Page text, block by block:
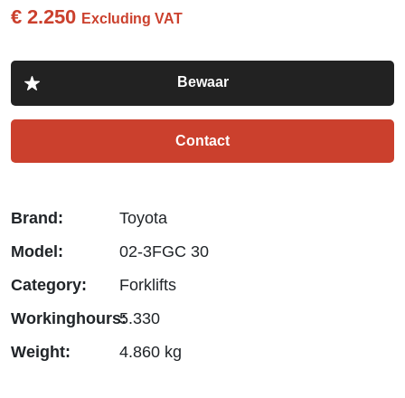
€ 2.250 Excluding VAT
Contact
Brand:
Toyota
Model:
02-3FGC 30
Category:
Forklifts
Workinghours:5.330
Weight:
4.860 kg